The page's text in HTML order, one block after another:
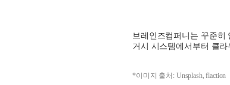
브레인즈컴퍼니는 꾸준히
거시 시스템에서부터 클
*이미지 출처: Unsplash, flaction